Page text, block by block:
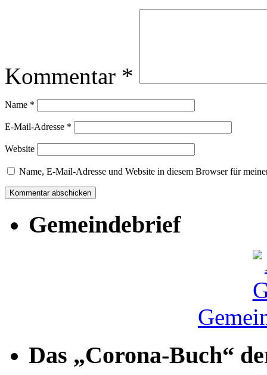
Kommentar *
Name *
E-Mail-Adresse *
Website
Name, E-Mail-Adresse und Website in diesem Browser für
Gemeindebrief
Das „Corona-Buch“